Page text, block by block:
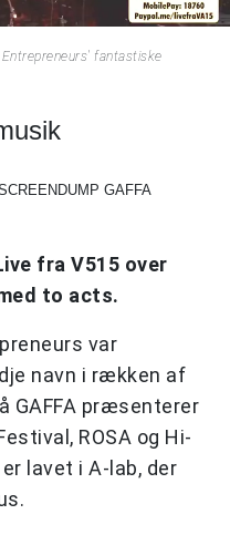
Entrepreneurs' fantastiske
GAFFA
fra V515 over
to acts.
var
navn i rækken af
GAFFA præsenterer
ROSA og Hi-
lavet i A-lab, der